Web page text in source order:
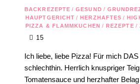
BACKREZEPTE / GESUND /
HAUPTGERICHT / HERZHAFTES /
PIZZA & FLAMMKUCHEN / REZEPTE /
15
Ich liebe, liebe Pizza! Für mich
schlechthin. Herrlich knuspriger
Tomatensauce und herzhafter